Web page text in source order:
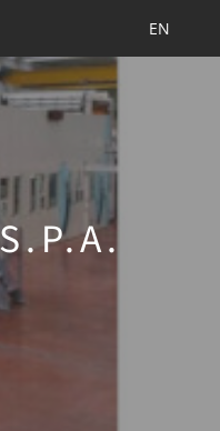
EN